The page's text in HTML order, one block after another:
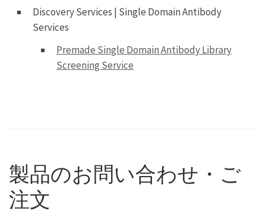
Discovery Services | Single Domain Antibody
Services
Premade Single Domain Antibody Library
Screening Service
製品のお問い合わせ・ご
注文